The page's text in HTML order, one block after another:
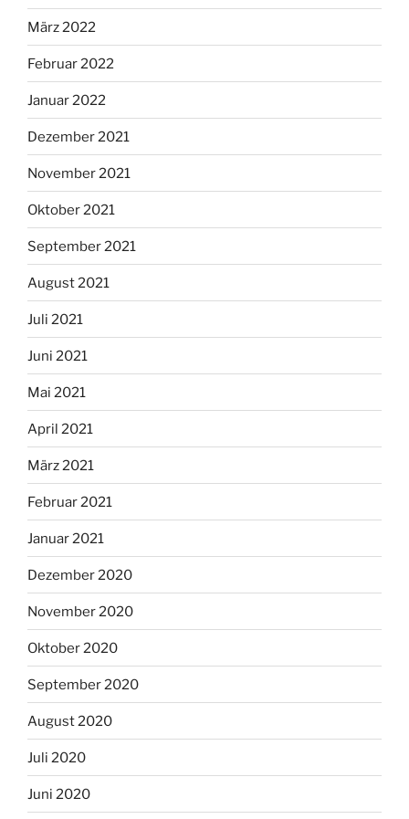
März 2022
Februar 2022
Januar 2022
Dezember 2021
November 2021
Oktober 2021
September 2021
August 2021
Juli 2021
Juni 2021
Mai 2021
April 2021
März 2021
Februar 2021
Januar 2021
Dezember 2020
November 2020
Oktober 2020
September 2020
August 2020
Juli 2020
Juni 2020